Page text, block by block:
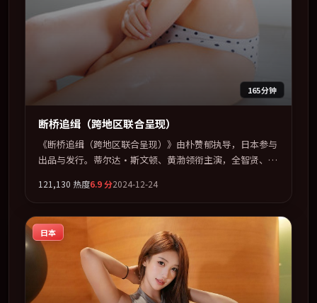
165分钟
断桥追缉（跨地区联合呈现）
《断桥追缉（跨地区联合呈现）》由朴赞郁执导，日本参与
出品与发行。蒂尔达·斯文顿、黄渤领衔主演，全智贤、基
缓缓合拢。全片以「科幻」类型为骨架，在叙事、表演与视
步亮相，2024 年度话题片中口碑稳健，适合喜欢强情节与
人物弧光的观众完整观看。
121,130 热度6.9分2024-12-24
日本